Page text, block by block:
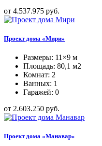
от 4.537.975 руб.
Проект дома «Мири»
Размеры: 11×9 м
Площадь: 80,1 м2
Комнат: 2
Ванных: 1
Гаражей: 0
от 2.603.250 руб.
Проект дома «Манавар»